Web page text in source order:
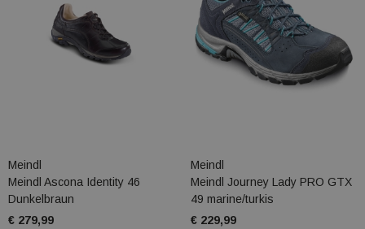
Meindl
Meindl Ascona Identity 46
Dunkelbraun
€ 279,99
Meindl
Meindl Journey Lady PRO GTX
49 marine/turkis
€ 229,99